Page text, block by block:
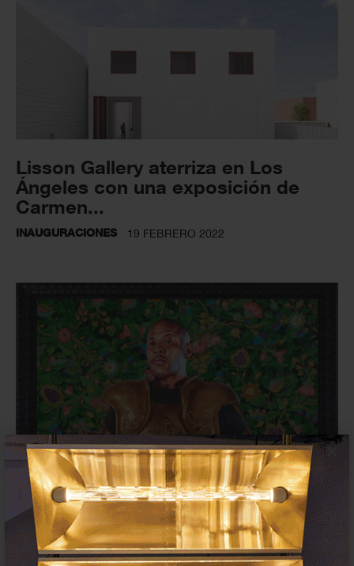
×
Lisson Gallery aterriza en Los
Ángeles con una exposición de
Carmen...
INAUGURACIONES 19 FEBRERO 2022
Entre arte y música en el LACMA
de Los Ángeles
EXPOSICIONES 16 ENERO 2022